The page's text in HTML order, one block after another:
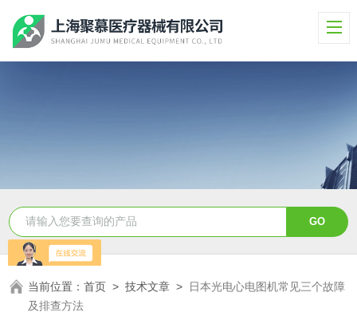
当前位置：首页 >技术文章 >
日本光电心电图机常见三个故障
及排查方法